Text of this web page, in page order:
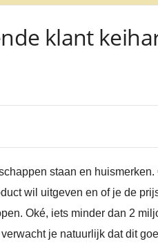
klant
staan en
wil uitgeven en of je de
Oké, iets minder dan 2
je natuurlijk dat dit